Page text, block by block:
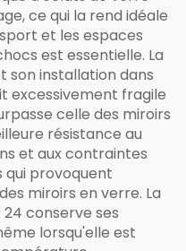
ce qui la rend idéale
et les espaces
est essentielle. La
son installation dans
excessivement fragile
celle des miroirs
résistance au
et aux contraintes
provoquent
miroirs en verre. La
24 conserve ses
lorsqu'elle est